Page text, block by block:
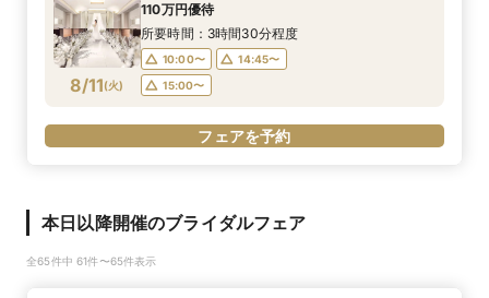
8/11(火)
110万円優待
所要時間：3時間30分程度
10:00〜
14:45〜
15:00〜
フェアを予約
本日以降開催のブライダルフェア
全65件中 61件〜65件表示